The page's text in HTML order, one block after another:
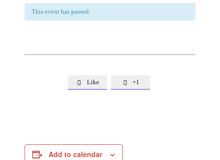
This event has passed.
 Like  +1
Add to calendar